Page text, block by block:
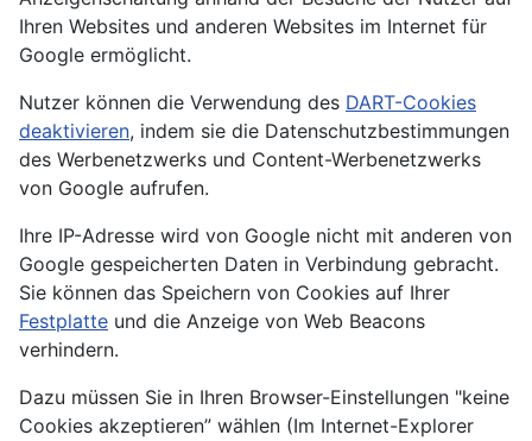
Ihren Websites und anderen Websites im Internet für
Google ermöglicht.
Nutzer können die Verwendung des DART-Cookies
deaktivieren, indem sie die Datenschutzbestimmungen
des Werbenetzwerks und Content-Werbenetzwerks
von Google aufrufen.
Ihre IP-Adresse wird von Google nicht mit anderen von
Google gespeicherten Daten in Verbindung gebracht.
Sie können das Speichern von Cookies auf Ihrer
Festplatte und die Anzeige von Web Beacons
verhindern.
Dazu müssen Sie in Ihren Browser-Einstellungen "keine
Cookies akzeptieren” wählen (Im Internet-Explorer